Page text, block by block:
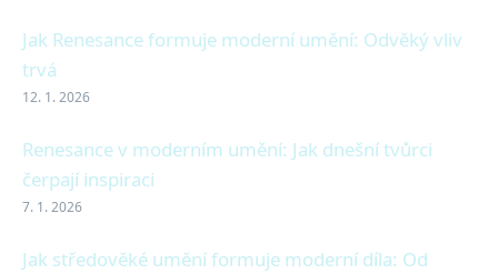
Jak Renesance formuje moderní umění: Odvěký vliv
trvá
12. 1. 2026
Renesance v moderním umění: Jak dnešní tvůrci
čerpají inspiraci
7. 1. 2026
Jak středověké umění formuje moderní díla: Od